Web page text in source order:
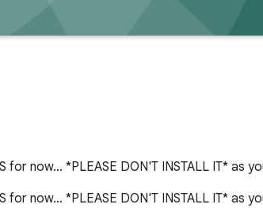
for now... *PLEASE DON'T INSTALL IT* as
for now... *PLEASE DON'T INSTALL IT* as